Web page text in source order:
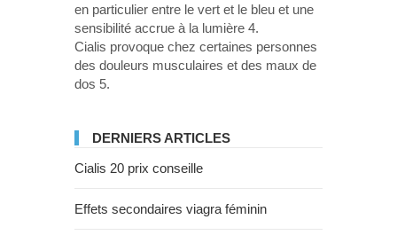
en particulier entre le vert et le bleu et une
sensibilité accrue à la lumière 4.
Cialis provoque chez certaines personnes
des douleurs musculaires et des maux de
dos 5.
DERNIERS ARTICLES
Cialis 20 prix conseille
Effets secondaires viagra féminin